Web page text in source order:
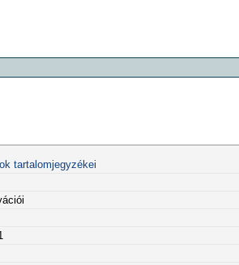
tartalomjegyzékei